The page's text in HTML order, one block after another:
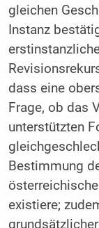
gleichen
Instanz
dass eine
Frage, ob das
unterstützten
Bestimmung
existiere;